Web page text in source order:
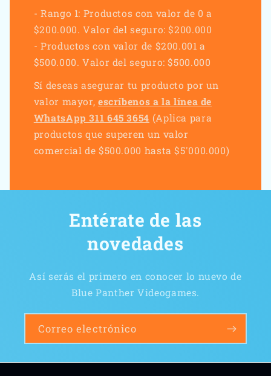
- Rango 1: Productos con valor de 0 a
$200.000. Valor del seguro: $200.000
- Productos con valor de $200.001 a
$500.000. Valor del seguro: $500.000
Sí deseas asegurar tu producto por un
valor mayor, escríbenos a la línea de
WhatsApp 311 645 3654 (Aplica para
productos que superen un valor
comercial de $500.000 hasta $5'000.000)
Entérate de las
novedades
Así serás el primero en conocer lo nuevo de
Blue Panther Videogames.
Correo electrónico